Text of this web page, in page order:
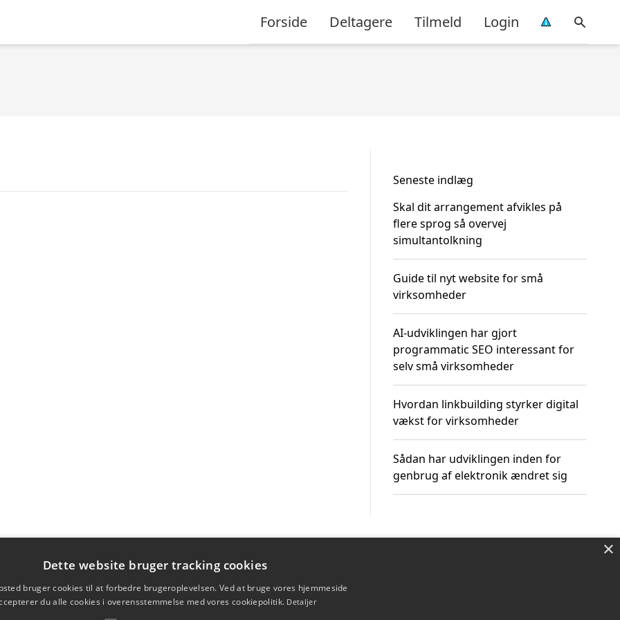
Forside Deltagere Tilmeld Login
Seneste indlæg
Skal dit arrangement afvikles på
flere sprog så overvej
simultantolkning
Guide til nyt website for små
virksomheder
AI-udviklingen har gjort
programmatic SEO interessant for
selv små virksomheder
Hvordan linkbuilding styrker digital
vækst for virksomheder
Sådan har udviklingen inden for
genbrug af elektronik ændret sig
×
Dette website bruger tracking cookies
bruger cookies til at forbedre brugeroplevelsen. Ved at bruge vores hjemmeside
du alle cookies i overensstemmelse med vores cookiepolitik. Detaljer